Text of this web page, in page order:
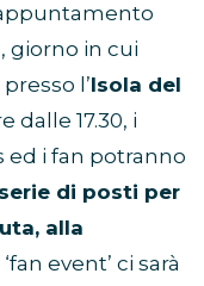
, giorno in cui
l’Isola del
dalle 17.30, i
ed i fan potranno
di posti per
alla
event’ ci sarà